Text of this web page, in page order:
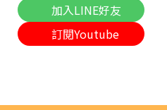
加入LINE好友
訂閱Youtube